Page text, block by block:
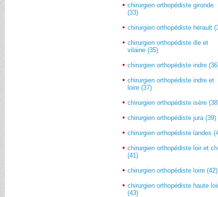
chirurgien orthopédiste gironde
(33)
chirurgien orthopédiste hérault
chirurgien orthopédiste ille et
vilaine (35)
chirurgien orthopédiste indre
chirurgien orthopédiste indre et
loire (37)
chirurgien orthopédiste isère
chirurgien orthopédiste jura (39)
chirurgien orthopédiste landes
chirurgien orthopédiste loir et
(41)
chirurgien orthopédiste loire (42)
chirurgien orthopédiste haute
(43)